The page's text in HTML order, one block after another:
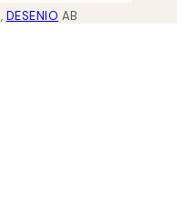
, DESENIO AB